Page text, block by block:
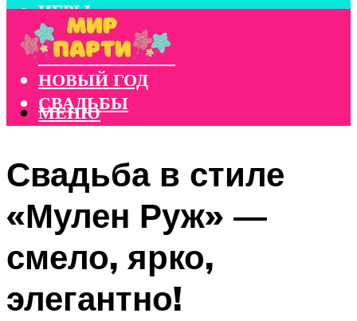
ИГРЫ
КОНКУРСЫ
КОРПОРАТИВЫ
НОВЫЙ ГОД
СВАДЬБЫ
МЕНЮ
Свадьба в стиле
«Мулен Руж» —
смело, ярко,
элегантно!